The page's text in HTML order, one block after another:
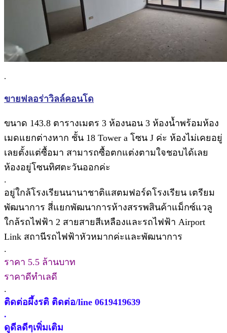
.
ขายฟลอร่าวิลล์คอนโด
ขนาด 143.8 ตารางเมตร 3 ห้องนอน 3 ห้องน้ำพร้อมห้อง
เมดแยกต่างหาก ชั้น 18 Tower a โซน J ค่ะ ห้องไม่เคยอยู่
เลยตั้งแต่ซื้อมา สามารถซื้อตกแต่งตามใจชอบได้เลย
ห้องอยู่โซนทิศตะวันออกค่ะ
.
อยู่ใกล้โรงเรียนนานาชาติแสตมฟอร์ดโรงเรียน เตรียม
พัฒนาการ สี่แยกพัฒนาการห้างสรรพสินค้าแม็กซ์แวลู
ใกล้รถไฟฟ้า 2 สายสายสีเหลืองและรถไฟฟ้า Airport
Link สถานีรถไฟฟ้าหัวหมากค่ะและพัฒนาการ
.
ราคา 5.5 ล้านบาท
ราคาดีทำเลดี
.
ติดต่อผึ้งรติ ติดต่อ/line 0619419639
.
ดูดีลดีๆเพิ่มเติม